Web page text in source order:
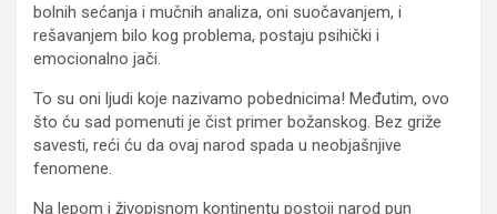
bolnih sećanja i mučnih analiza, oni suočavanjem, i
rešavanjem bilo kog problema, postaju psihički i
emocionalno jači.
To su oni ljudi koje nazivamo pobednicima! Međutim, ovo
što ću sad pomenuti je čist primer božanskog. Bez griže
savesti, reći ću da ovaj narod spada u neobjašnjive
fenomene.
Na lepom i živopisnom kontinentu postoji narod pun